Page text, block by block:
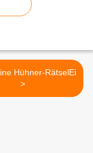
Hühner-RätselEi
>